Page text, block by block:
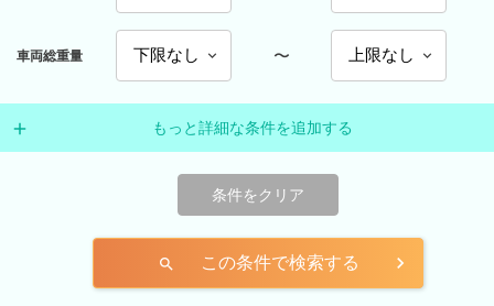
車両総重量 〜
もっと詳細な条件を追加する
条件をクリア
search この条件で検索する